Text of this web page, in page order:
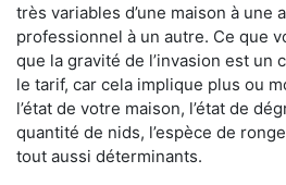
très variables d’une maison à une
professionnel à un autre. Ce que
que la gravité de l’invasion est un
le tarif, car cela implique plus ou
l’état de votre maison, l’état de
quantité de nids, l’espèce de
tout aussi déterminants.